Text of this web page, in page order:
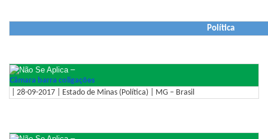
Política
–
Câmara barra coligações
| 28-09-2017 | Estado de Minas (Política) | MG – Brasil